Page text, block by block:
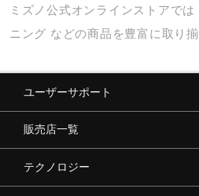
ミズノ公式オンラインストアでは
ニング などの商品を豊富に取り揃
ユーザーサポート
販売店一覧
テクノロジー